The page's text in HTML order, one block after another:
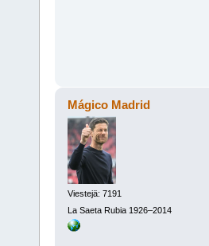
Mágico Madrid
Viestejä: 7191
La Saeta Rubia 1926–2014